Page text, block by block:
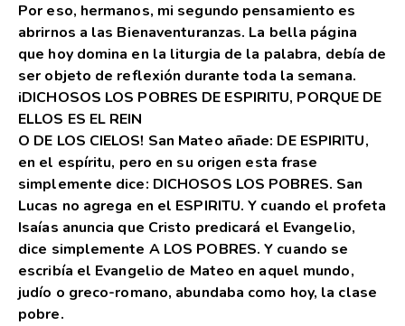
Por eso, hermanos, mi segundo pensamiento es
abrirnos a las Bienaventuranzas. La bella página
que hoy domina en la liturgia de la palabra, debía de
ser objeto de reflexión durante toda la semana.
iDICHOSOS LOS POBRES DE ESPIRITU, PORQUE DE
ELLOS ES EL REIN
O DE LOS CIELOS! San Mateo añade: DE ESPIRITU,
en el espíritu, pero en su origen esta frase
simplemente dice: DICHOSOS LOS POBRES. San
Lucas no agrega en el ESPIRITU. Y cuando el profeta
Isaías anuncia que Cristo predicará el Evangelio,
dice simplemente A LOS POBRES. Y cuando se
escribía el Evangelio de Mateo en aquel mundo,
judío o greco-romano, abundaba como hoy, la clase
pobre.